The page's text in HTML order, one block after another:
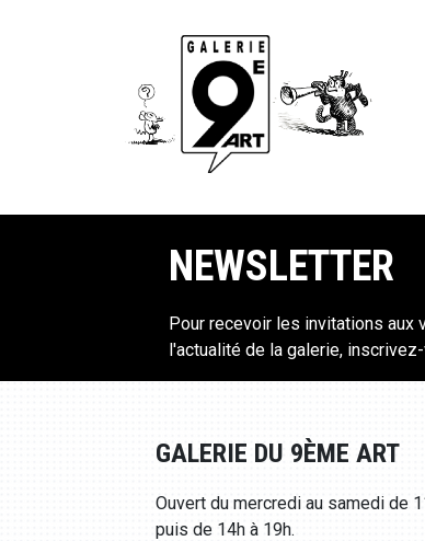
NEWSLETTER
Pour recevoir les invitations aux
l'actualité de la galerie,
GALERIE DU 9ÈME ART
Ouvert du mercredi au samedi de
puis de 14h à 19h.